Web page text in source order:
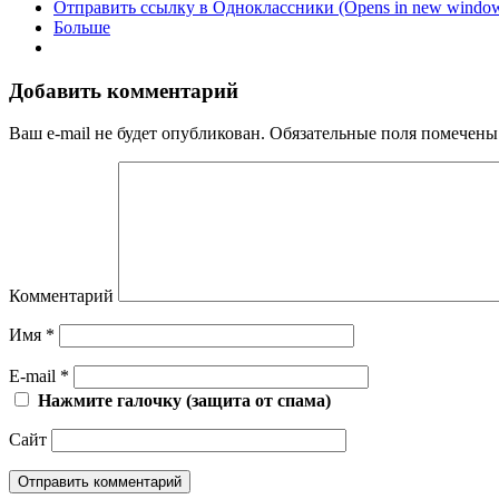
Отправить ссылку в Одноклассники (Opens in new
Больше
Добавить комментарий
Ваш e-mail не будет опубликован. Обязательные поля помечены
Комментарий
Имя *
E-mail *
Нажмите галочку (защита от спама)
Сайт